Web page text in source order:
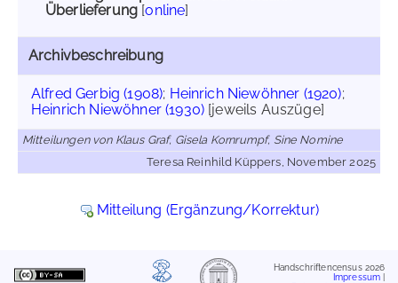
Überlieferung [online]
Archivbeschreibung
Alfred Gerbig (1908); Heinrich Niewöhner (1920);
Heinrich Niewöhner (1930) [jeweils Auszüge]
Mitteilungen von Klaus Graf, Gisela Kornrumpf, Sine Nomine
Teresa Reinhild Küppers, November 2025
Mitteilung (Ergänzung/Korrektur)
Handschriftencensus 2026
Impressum